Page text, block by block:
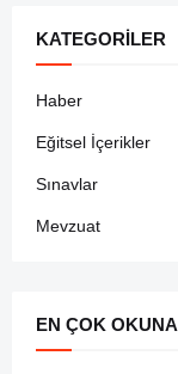
KATEGORILER
Haber
Eğitsel İçerikler
Sınavlar
Mevzuat
EN ÇOK